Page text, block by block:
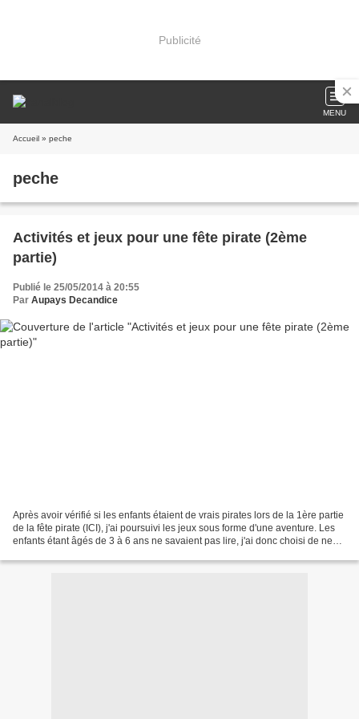
Publicité
MENU
Accueil » peche
peche
Activités et jeux pour une fête pirate (2ème
partie)
Publié le 25/05/2014 à 20:55
Par Aupays Decandice
Après avoir vérifié si les enfants étaient de vrais pirates lors de la 1ère partie
de la fête pirate (ICI), j'ai poursuivi les jeux sous forme d'une aventure. Les
enfants étant âgés de 3 à 6 ans ne savaient pas lire, j'ai donc choisi de ne